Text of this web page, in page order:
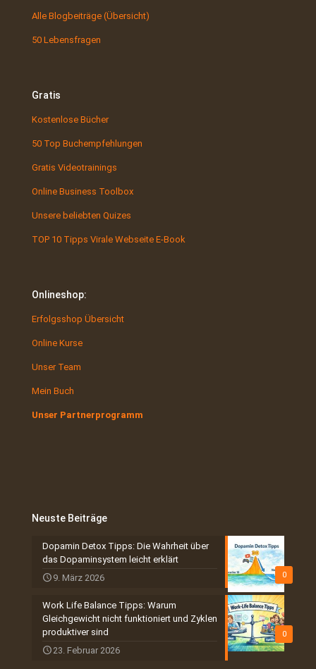
Alle Blogbeiträge (Übersicht)
50 Lebensfragen
Gratis
Kostenlose Bücher
50 Top Buchempfehlungen
Gratis Videotrainings
Online Business Toolbox
Unsere beliebten Quizes
TOP 10 Tipps Virale Webseite E-Book
Onlineshop:
Erfolgsshop Übersicht
Online Kurse
Unser Team
Mein Buch
Unser Partnerprogramm
Neuste Beiträge
0
Dopamin Detox Tipps: Die Wahrheit über
das Dopaminsystem leicht erklärt
9. März 2026
0
Work Life Balance Tipps: Warum
Gleichgewicht nicht funktioniert und Zyklen
produktiver sind
23. Februar 2026